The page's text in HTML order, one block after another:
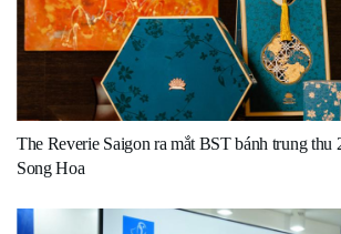
The Reverie Saigon ra mắt BST bánh trung thu
Song Hoa